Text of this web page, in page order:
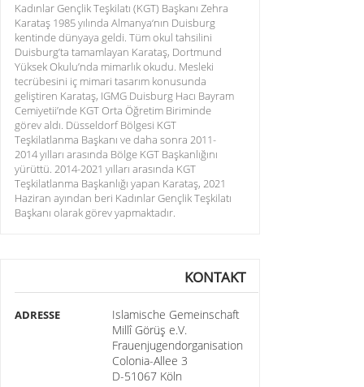
Kadınlar Gençlik Teşkilatı (KGT) Başkanı Zehra
Karataş 1985 yılında Almanya‘nın Duisburg
kentinde dünyaya geldi. Tüm okul tahsilini
Duisburg’ta tamamlayan Karataş, Dortmund
Yüksek Okulu’nda mimarlık okudu. Mesleki
tecrübesini iç mimari tasarım konusunda
geliştiren Karataş, IGMG Duisburg Hacı Bayram
Cemiyetii’nde KGT Orta Öğretim Biriminde
görev aldı. Düsseldorf Bölgesi KGT
Teşkilatlanma Başkanı ve daha sonra 2011-
2014 yılları arasında Bölge KGT Başkanlığını
yürüttü. 2014-2021 yılları arasında KGT
Teşkilatlanma Başkanlığı yapan Karataş, 2021
Haziran ayından beri Kadınlar Gençlik Teşkilatı
Başkanı olarak görev yapmaktadır.
KONTAKT
ADRESSE
Islamische Gemeinschaft
Millî Görüş e.V.
Frauenjugendorganisation
Colonia-Allee 3
D-51067 Köln